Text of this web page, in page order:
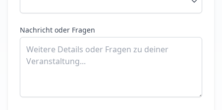
Nachricht oder Fragen